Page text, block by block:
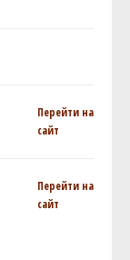
Перейти на
сайт
Перейти на
сайт